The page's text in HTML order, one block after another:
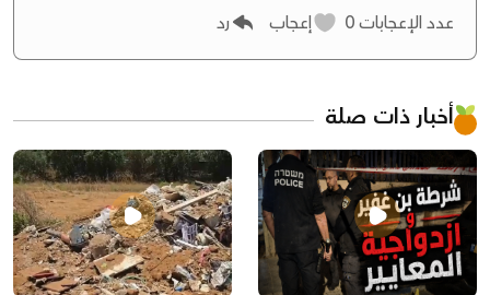
عدد الإعجابات إعجاب رد
أخبار ذات صلة